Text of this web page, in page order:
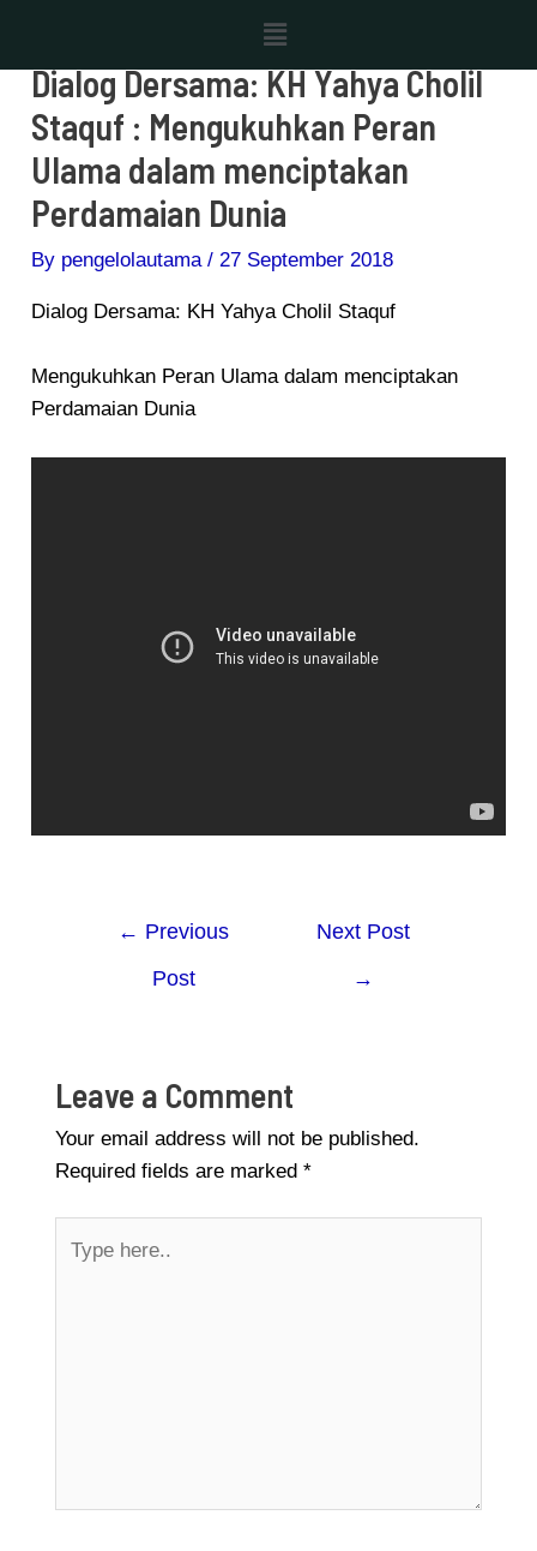
content
Menu
Dialog Dersama: KH Yahya Cholil
Staquf : Mengukuhkan Peran
Ulama dalam menciptakan
Perdamaian Dunia
By pengelolautama/27 September 2018
Dialog Dersama: KH Yahya Cholil Staquf
Mengukuhkan Peran Ulama dalam menciptakan
Perdamaian Dunia
← Previous
Post
Next Post
→
Leave a Comment
Your email address will not be published.
Required fields are marked *
here..